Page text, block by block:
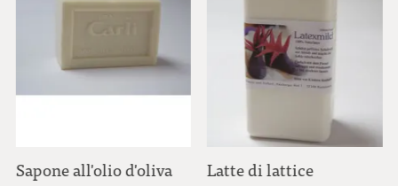
Sapone all'olio d'oliva Latte di lattice